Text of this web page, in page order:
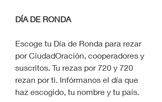
DÍA DE RONDA
Escoge tu Día de Ronda para rezar
por CiudadOración, cooperadores y
suscritos. Tu rezas por 720 y 720
rezan por ti. Infórmanos el día que
haz escogido, tu nombre y tu país.